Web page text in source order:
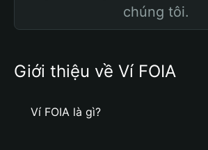
chúng tôi.
Giới thiệu về Ví FOIA
Ví FOIA là gì?